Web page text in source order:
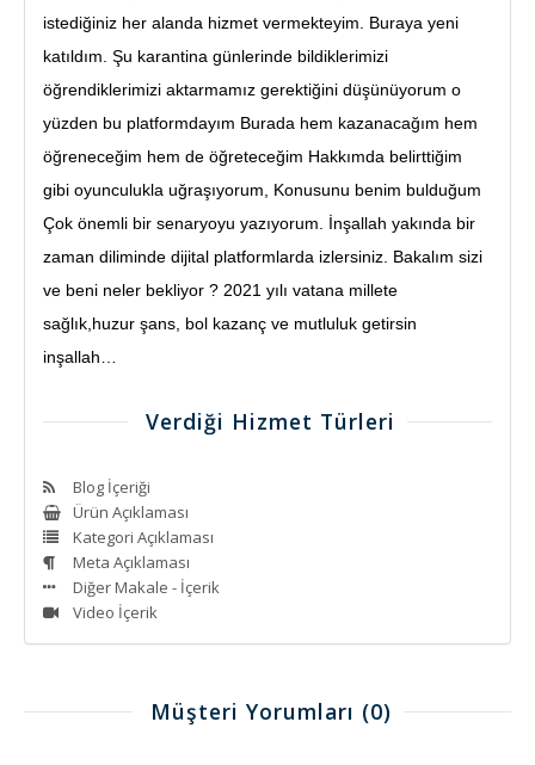
istediğiniz her alanda hizmet vermekteyim. Buraya yeni
katıldım. Şu karantina günlerinde bildiklerimizi
öğrendiklerimizi aktarmamız gerektiğini düşünüyorum o
yüzden bu platformdayım Burada hem kazanacağım hem
öğreneceğim hem de öğreteceğim Hakkımda belirttiğim
gibi oyunculukla uğraşıyorum, Konusunu benim bulduğum
Çok önemli bir senaryoyu yazıyorum. İnşallah yakında bir
zaman diliminde dijital platformlarda izlersiniz. Bakalım sizi
ve beni neler bekliyor ? 2021 yılı vatana millete
sağlık,huzur şans, bol kazanç ve mutluluk getirsin
inşallah…
Verdiği Hizmet Türleri
Blog İçeriği
Ürün Açıklaması
Kategori Açıklaması
Meta Açıklaması
Diğer Makale - İçerik
Video İçerik
Müşteri Yorumları (0)